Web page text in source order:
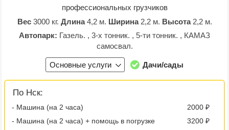
профессиональных грузчиков
Вес3000 кг. Длина4,2 м. Ширина2,2 м. Высота2,2 м.
Автопарк: Газель. , 3-х тонник. , 5-ти тонник. , КАМАЗ
самосвал.
Основные услуги Дачи/сады
По Нск:
- Машина (на 2 часа)
2000 ₽
- Машина (на 2 часа) + помощь в погрузке
3200 ₽